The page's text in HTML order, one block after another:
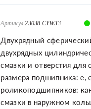
Артикул 23038 CYW33
Двухрядный
двухрядных
смазки и отверстия для
размера подшипника: e,
роликоподшипников:
смазки в наружном